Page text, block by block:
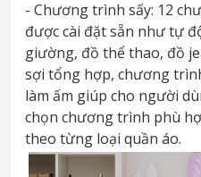
- Chương trình sấy: 12
được cài đặt sẵn như tự
giường, đồ thể thao, đồ
sợi tổng hợp, chương
làm ấm giúp cho người
chọn chương trình phù
theo từng loại quần áo.